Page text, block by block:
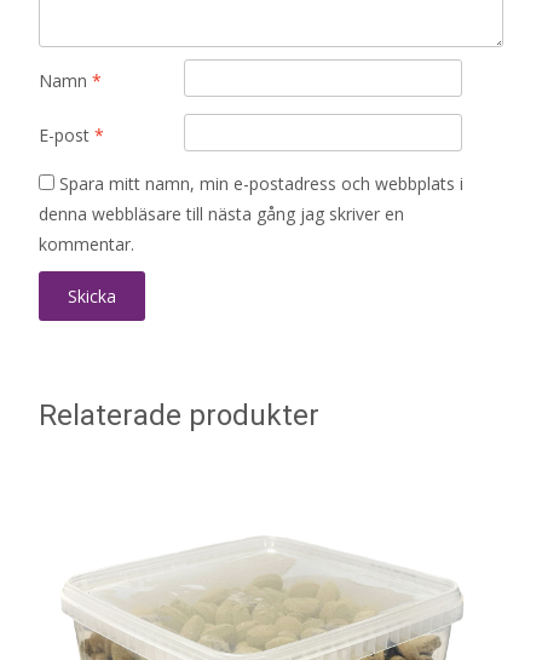
Namn *
E-post *
Spara mitt namn, min e-postadress och webbplats i
denna webbläsare till nästa gång jag skriver en
kommentar.
Relaterade produkter